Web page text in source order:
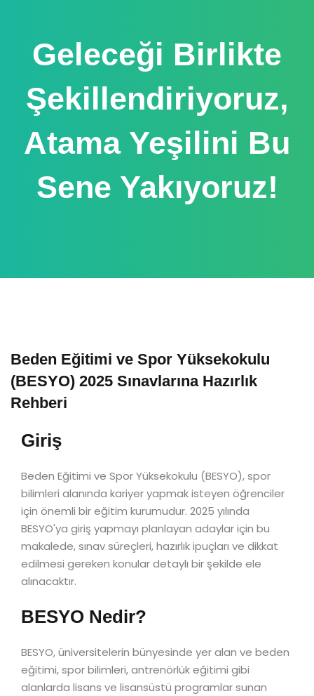
Geleceği Birlikte
Şekillendiriyoruz,
Atama Yeşilini Bu
Sene Yakıyoruz!
Beden Eğitimi ve Spor Yüksekokulu
(BESYO) 2025 Sınavlarına Hazırlık
Rehberi
Giriş
Beden Eğitimi ve Spor Yüksekokulu (BESYO), spor
bilimleri alanında kariyer yapmak isteyen öğrenciler
için önemli bir eğitim kurumudur. 2025 yılında
BESYO'ya giriş yapmayı planlayan adaylar için bu
makalede, sınav süreçleri, hazırlık ipuçları ve dikkat
edilmesi gereken konular detaylı bir şekilde ele
alınacaktır.
BESYO Nedir?
BESYO, üniversitelerin bünyesinde yer alan ve beden
eğitimi, spor bilimleri, antrenörlük eğitimi gibi
alanlarda lisans ve lisansüstü programlar sunan